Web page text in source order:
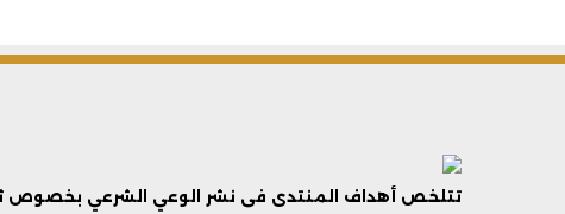
تتلخص أهداف المنتدى فى نشر الوعي الشرعي بخصوص